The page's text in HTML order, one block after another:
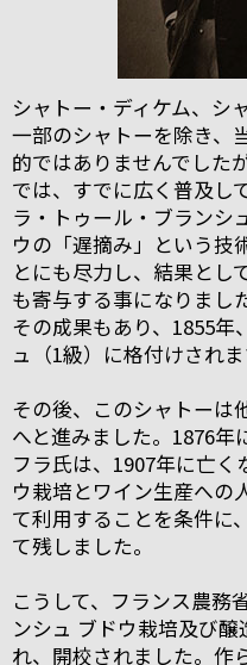
シャトー・ディケム、シ
一部のシャトーを除き、
的ではありませんでした
では、すでに広く普及し
ラ・トゥール・ブランシ
ウの「遅摘み」という技
とにも尽力し、結果とし
も寄与する事になりまし
その成果もあり、1855年
ュ（1級）に格付けされま
その後、このシャトーは
へと進みました。1876年
フラ氏は、1907年に亡
ウ栽培とワイン生産への
て利用することを条件に
て残しました。
こうして、フランス農務
ンシュ ブドウ栽培及び
れ、開校されました。作